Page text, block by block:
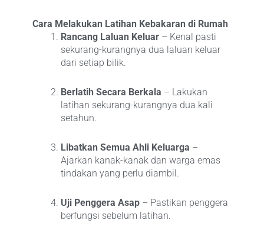
Cara Melakukan Latihan Kebakaran di Rumah
Rancang Laluan Keluar – Kenal pasti
sekurang-kurangnya dua laluan keluar
dari setiap bilik.
Berlatih Secara Berkala – Lakukan
latihan sekurang-kurangnya dua kali
setahun.
Libatkan Semua Ahli Keluarga –
Ajarkan kanak-kanak dan warga emas
tindakan yang perlu diambil.
Uji Penggera Asap – Pastikan penggera
berfungsi sebelum latihan.